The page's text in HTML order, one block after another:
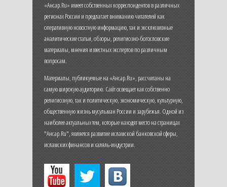
«Ансар.Ru» имеет собственных корреспондентов в различных
регионах России и предлагает вниманию читателей как
оперативную новостную информацию, так и эксклюзивные
аналитические статьи, обзоры, религиозно-богословские
материалы, мнения известных экспертов по различным
вопросам.
Материалы, публикуемые на «Ансар.Ru», рассчитаны на
самую широкую аудиторию. Сайт освещает как собственно
религиозную, так и политическую, экономическую, культурную,
общественную жизнь мусульман России и зарубежья. Одной из
наиболее актуальных тем, которые находят место на страницах
"Ансар.Ru", является развитие исламской банковской сферы,
исламских финансов и халяль-индустрии.